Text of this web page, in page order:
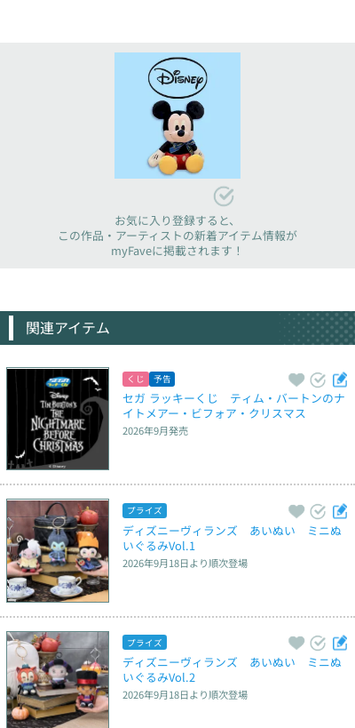
お気に入り登録すると、
この作品・アーティストの新着アイテム情報が
myFaveに掲載されます！
関連アイテム
くじ 予告
セガ ラッキーくじ　ティム・バートンのナ
イトメアー・ビフォア・クリスマス
2026年9月発売
プライズ
ディズニーヴィランズ　あいぬい　ミニぬ
いぐるみVol.1
2026年9月18日より順次登場
プライズ
ディズニーヴィランズ　あいぬい　ミニぬ
いぐるみVol.2
2026年9月18日より順次登場